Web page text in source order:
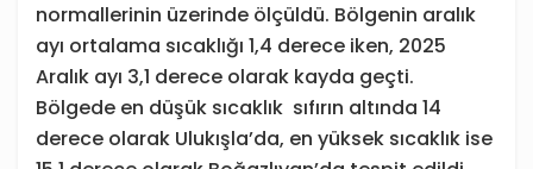
normallerinin üzerinde ölçüldü. Bölgenin aralık
ayı ortalama sıcaklığı 1,4 derece iken, 2025
Aralık ayı 3,1 derece olarak kayda geçti.
Bölgede en düşük sıcaklık sıfırın altında 14
derece olarak Ulukışla’da, en yüksek sıcaklık ise